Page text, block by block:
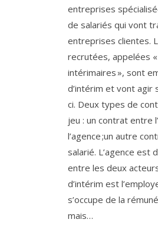
entreprises
de salariés qui vont
entreprises clientes.
recrutées, appelées
intérimaires », sont
d’intérim et vont agir
ci. Deux types de
jeu : un contrat entre
l’agence ;un autre
salarié. L’agence est
entre les deux
d’intérim est
s’occupe de la
mais…